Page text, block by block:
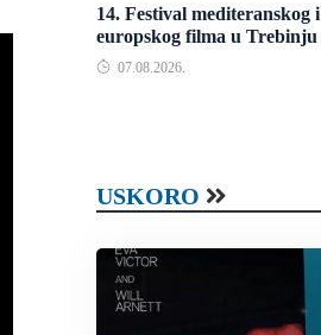
14. Festival mediteranskog i
europskog filma u Trebinju
07.08.2026.
USKORO